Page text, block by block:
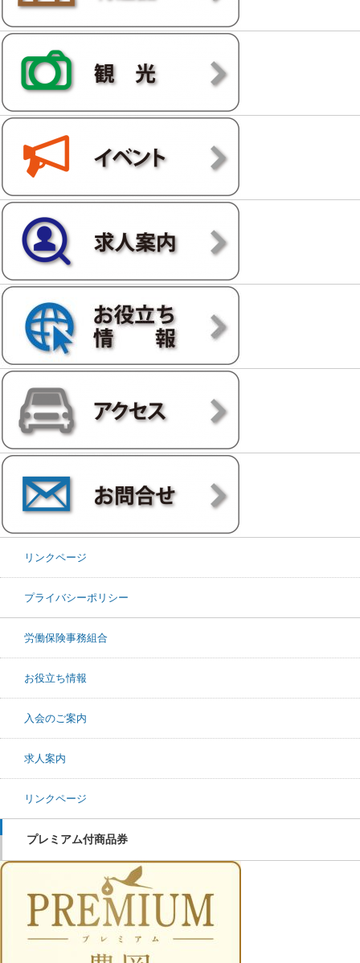
リンクページ
プライバシーポリシー
労働保険事務組合
お役立ち情報
入会のご案内
求人案内
リンクページ
プレミアム付商品券